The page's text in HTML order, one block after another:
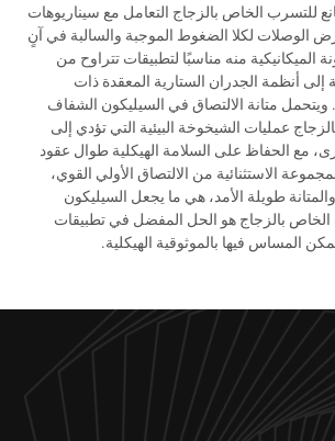
للتسرب الخاص بالزجاج التعامل مع سيناريوهات
الوصلات لكلا الضغوط الموجبة والسالبة في آنٍ
الميكانيكية منه مناسبًا لتطبيقات تتراوح من
إلى أنظمة الجدران الستارية المعقدة ذات
ويتحمل متانة الالتصاق في السيليكون الشفاف
عمليات الشيخوخة البيئية التي تؤدي إلى
مع الحفاظ على السلامة الهيكلية طوال عقود
الاستثنائية من الالتصاق الأولي القوي،
والمتانة طويلة الأمد، هي ما يجعل السيليكون
الخاص بالزجاج هو الحل المفضل في تطبيقات
المساس فيها بالموثوقية الهيكلية.